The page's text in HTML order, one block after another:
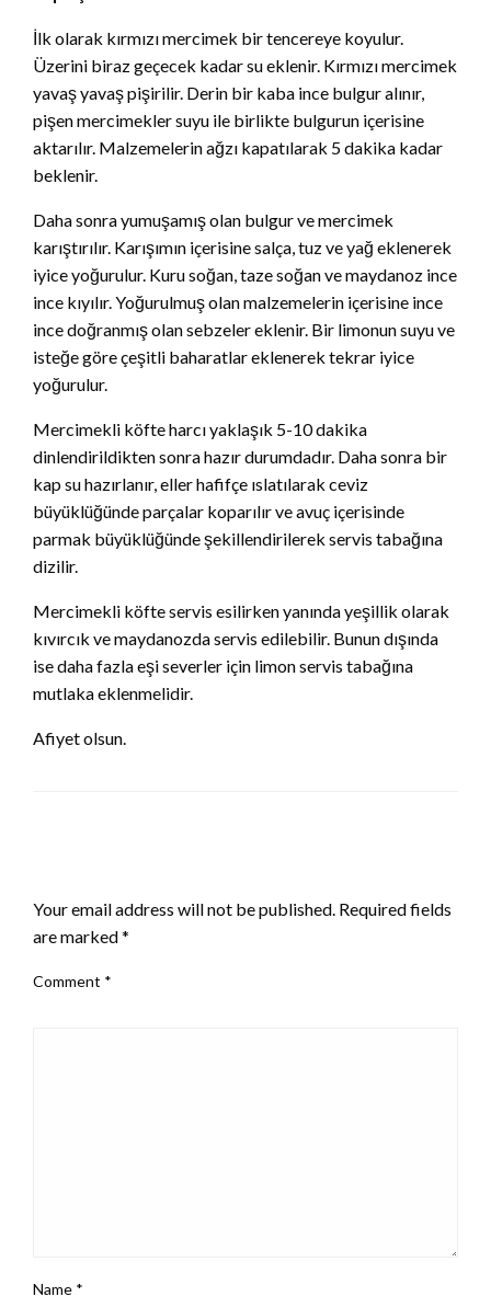
İlk olarak kırmızı mercimek bir tencereye koyulur.
Üzerini biraz geçecek kadar su eklenir. Kırmızı mercimek
yavaş yavaş pişirilir. Derin bir kaba ince bulgur alınır,
pişen mercimekler suyu ile birlikte bulgurun içerisine
aktarılır. Malzemelerin ağzı kapatılarak 5 dakika kadar
beklenir.
Daha sonra yumuşamış olan bulgur ve mercimek
karıştırılır. Karışımın içerisine salça, tuz ve yağ eklenerek
iyice yoğurulur. Kuru soğan, taze soğan ve maydanoz ince
ince kıyılır. Yoğurulmuş olan malzemelerin içerisine ince
ince doğranmış olan sebzeler eklenir. Bir limonun suyu ve
isteğe göre çeşitli baharatlar eklenerek tekrar iyice
yoğurulur.
Mercimekli köfte harcı yaklaşık 5-10 dakika
dinlendirildikten sonra hazır durumdadır. Daha sonra bir
kap su hazırlanır, eller hafifçe ıslatılarak ceviz
büyüklüğünde parçalar koparılır ve avuç içerisinde
parmak büyüklüğünde şekillendirilerek servis tabağına
dizilir.
Mercimekli köfte servis esilirken yanında yeşillik olarak
kıvırcık ve maydanozda servis edilebilir. Bunun dışında
ise daha fazla eşi severler için limon servis tabağına
mutlaka eklenmelidir.
Afiyet olsun.
Your email address will not be published. Required fields
are marked*
Comment *
Name *